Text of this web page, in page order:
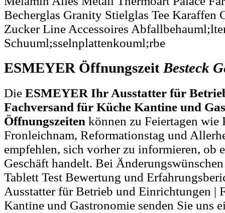
Becherglas Granity Stielglas Tee Karaffen
Zucker Line Accessoires
Schuuml;sselnplattenkouml;rbe
ESMEYER ÖffnungszeitBesteck
Die ESMEYER Ihr Ausstatter für
Fachversand für Küche Kantine und
Öffnungszeiten können zu Feiertagen wie
Fronleichnam, Reformationstag und
empfehlen, sich vorher zu informieren, ob
Geschäft handelt. Bei
Tablett Test Bewertung und
Ausstatter für Betrieb und Einrichtungen |
Kantine und Gastronomie senden Sie uns